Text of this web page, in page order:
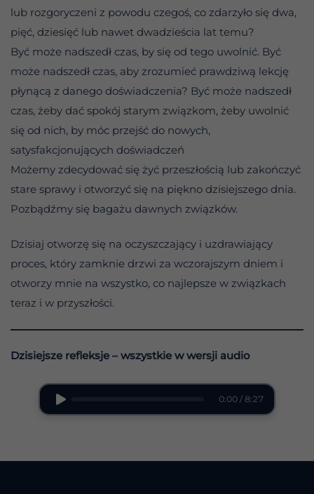
lub rozgoryczeni z powodu czegoś, co zdarzyło się dwa,
pięć, dziesięć lub nawet dwadzieścia lat temu?
Być może nadszedł czas, by się od tego uwolnić. Być
może nadszedł czas, aby zrozumieć prawdziwą lekcję
płynącą z danego doświadczenia? Być może nadszedł
czas, żeby dać spokój starym związkom, żeby uwolnić
się od nich, by móc przejść do nowych,
satysfakcjonujących doświadczeń
Możemy zdecydować się żyć przeszłością lub zakończyć
stare sprawy i otworzyć się na piękno dzisiejszego dnia.
Pozbądźmy się bagażu dawnych związków.
Dzisiaj otworzę się na oczyszczający i uzdrawiający
proces, który zamknie drzwi za wczorajszym dniem i
otworzy mnie na wszystko, co najlepsze w związkach
teraz i w przyszłości.
Dzisiejsze refleksje – wszystkie w wersji audio
0:00 / 8:27